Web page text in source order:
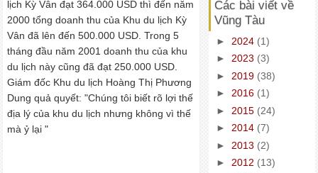
lịch Kỳ Vân đạt 364.000 USD thì đến năm
2000 tổng doanh thu của Khu du lịch Kỳ
Vân đã lên đến 500.000 USD. Trong 5
tháng đầu năm 2001 doanh thu của khu
du lịch này cũng đã đạt 250.000 USD.
Giám đốc Khu du lịch Hoàng Thị Phương
Dung quả quyết: "Chúng tôi biết rõ lợi thế
địa lý của khu du lịch nhưng không vì thế
mà ỷ lại "
Các bài viết về
Vũng Tàu
► 2024 (1)
►2023 (3)
► 2019 (38)
►2016 (1)
► 2015 (24)
►2014 (7)
► 2013 (2)
►2012 (13)